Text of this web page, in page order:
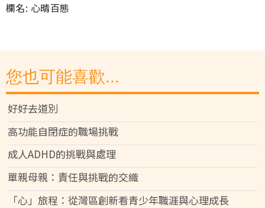
欄名: 心晴百態
您也可能喜歡...
好好去道別
高功能自閉症的職場挑戰
成人ADHD的挑戰與處理
單親母親：責任與挑戰的交織
「心」旅程：從灣區創新看青少年職涯與心理成長